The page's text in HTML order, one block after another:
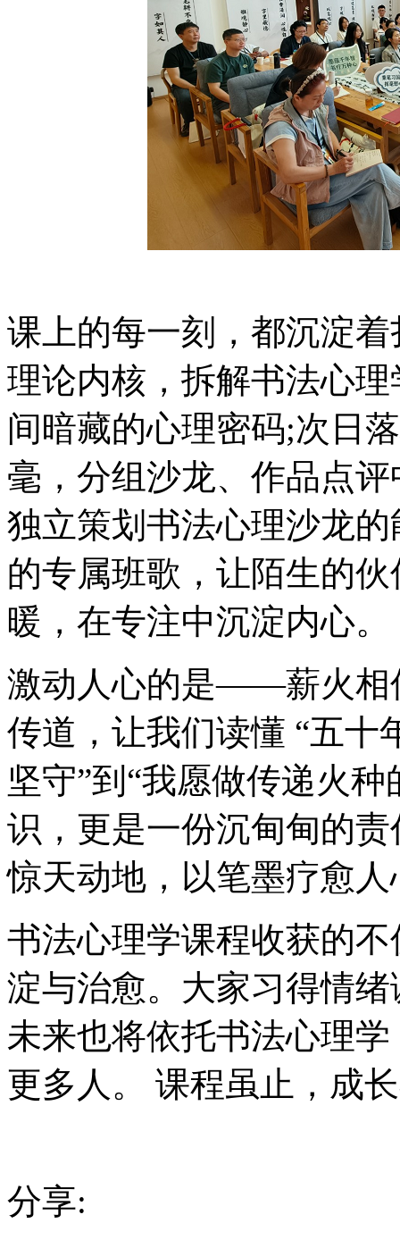
课上的每一刻，都沉淀
理论内核，拆解书法心
间暗藏的心理密码;次日
毫，分组沙龙、作品点
独立策划书法心理沙龙
的专属班歌，让陌生的
暖，在专注中沉淀内心。
激动人心的是——薪火相
传道，让我们读懂 “五十
坚守”到“我愿做传递火
识，更是一份沉甸甸的
惊天动地，以笔墨疗愈
书法心理学课程收获的
淀与治愈。大家习得情
未来也将依托书法心理
更多人。 课程虽止，成
分享: